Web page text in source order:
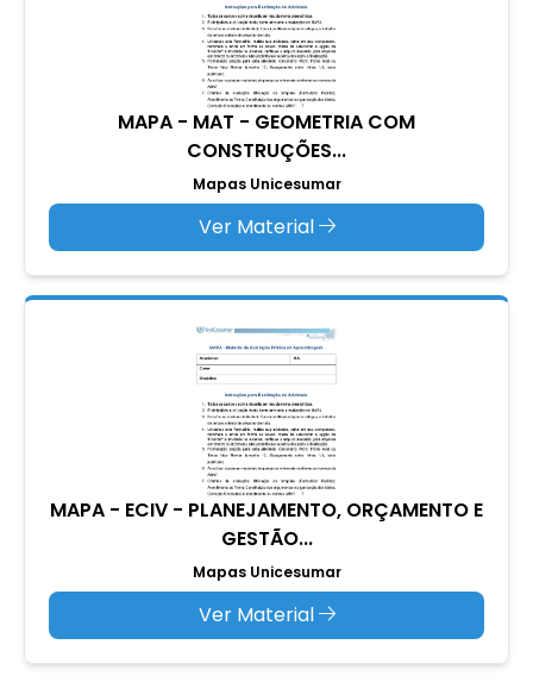
MAPA - MAT - GEOMETRIA COM
CONSTRUÇÕES...
Mapas Unicesumar
Ver Material
MAPA - ECIV - PLANEJAMENTO, ORÇAMENTO E
GESTÃO...
Mapas Unicesumar
Ver Material